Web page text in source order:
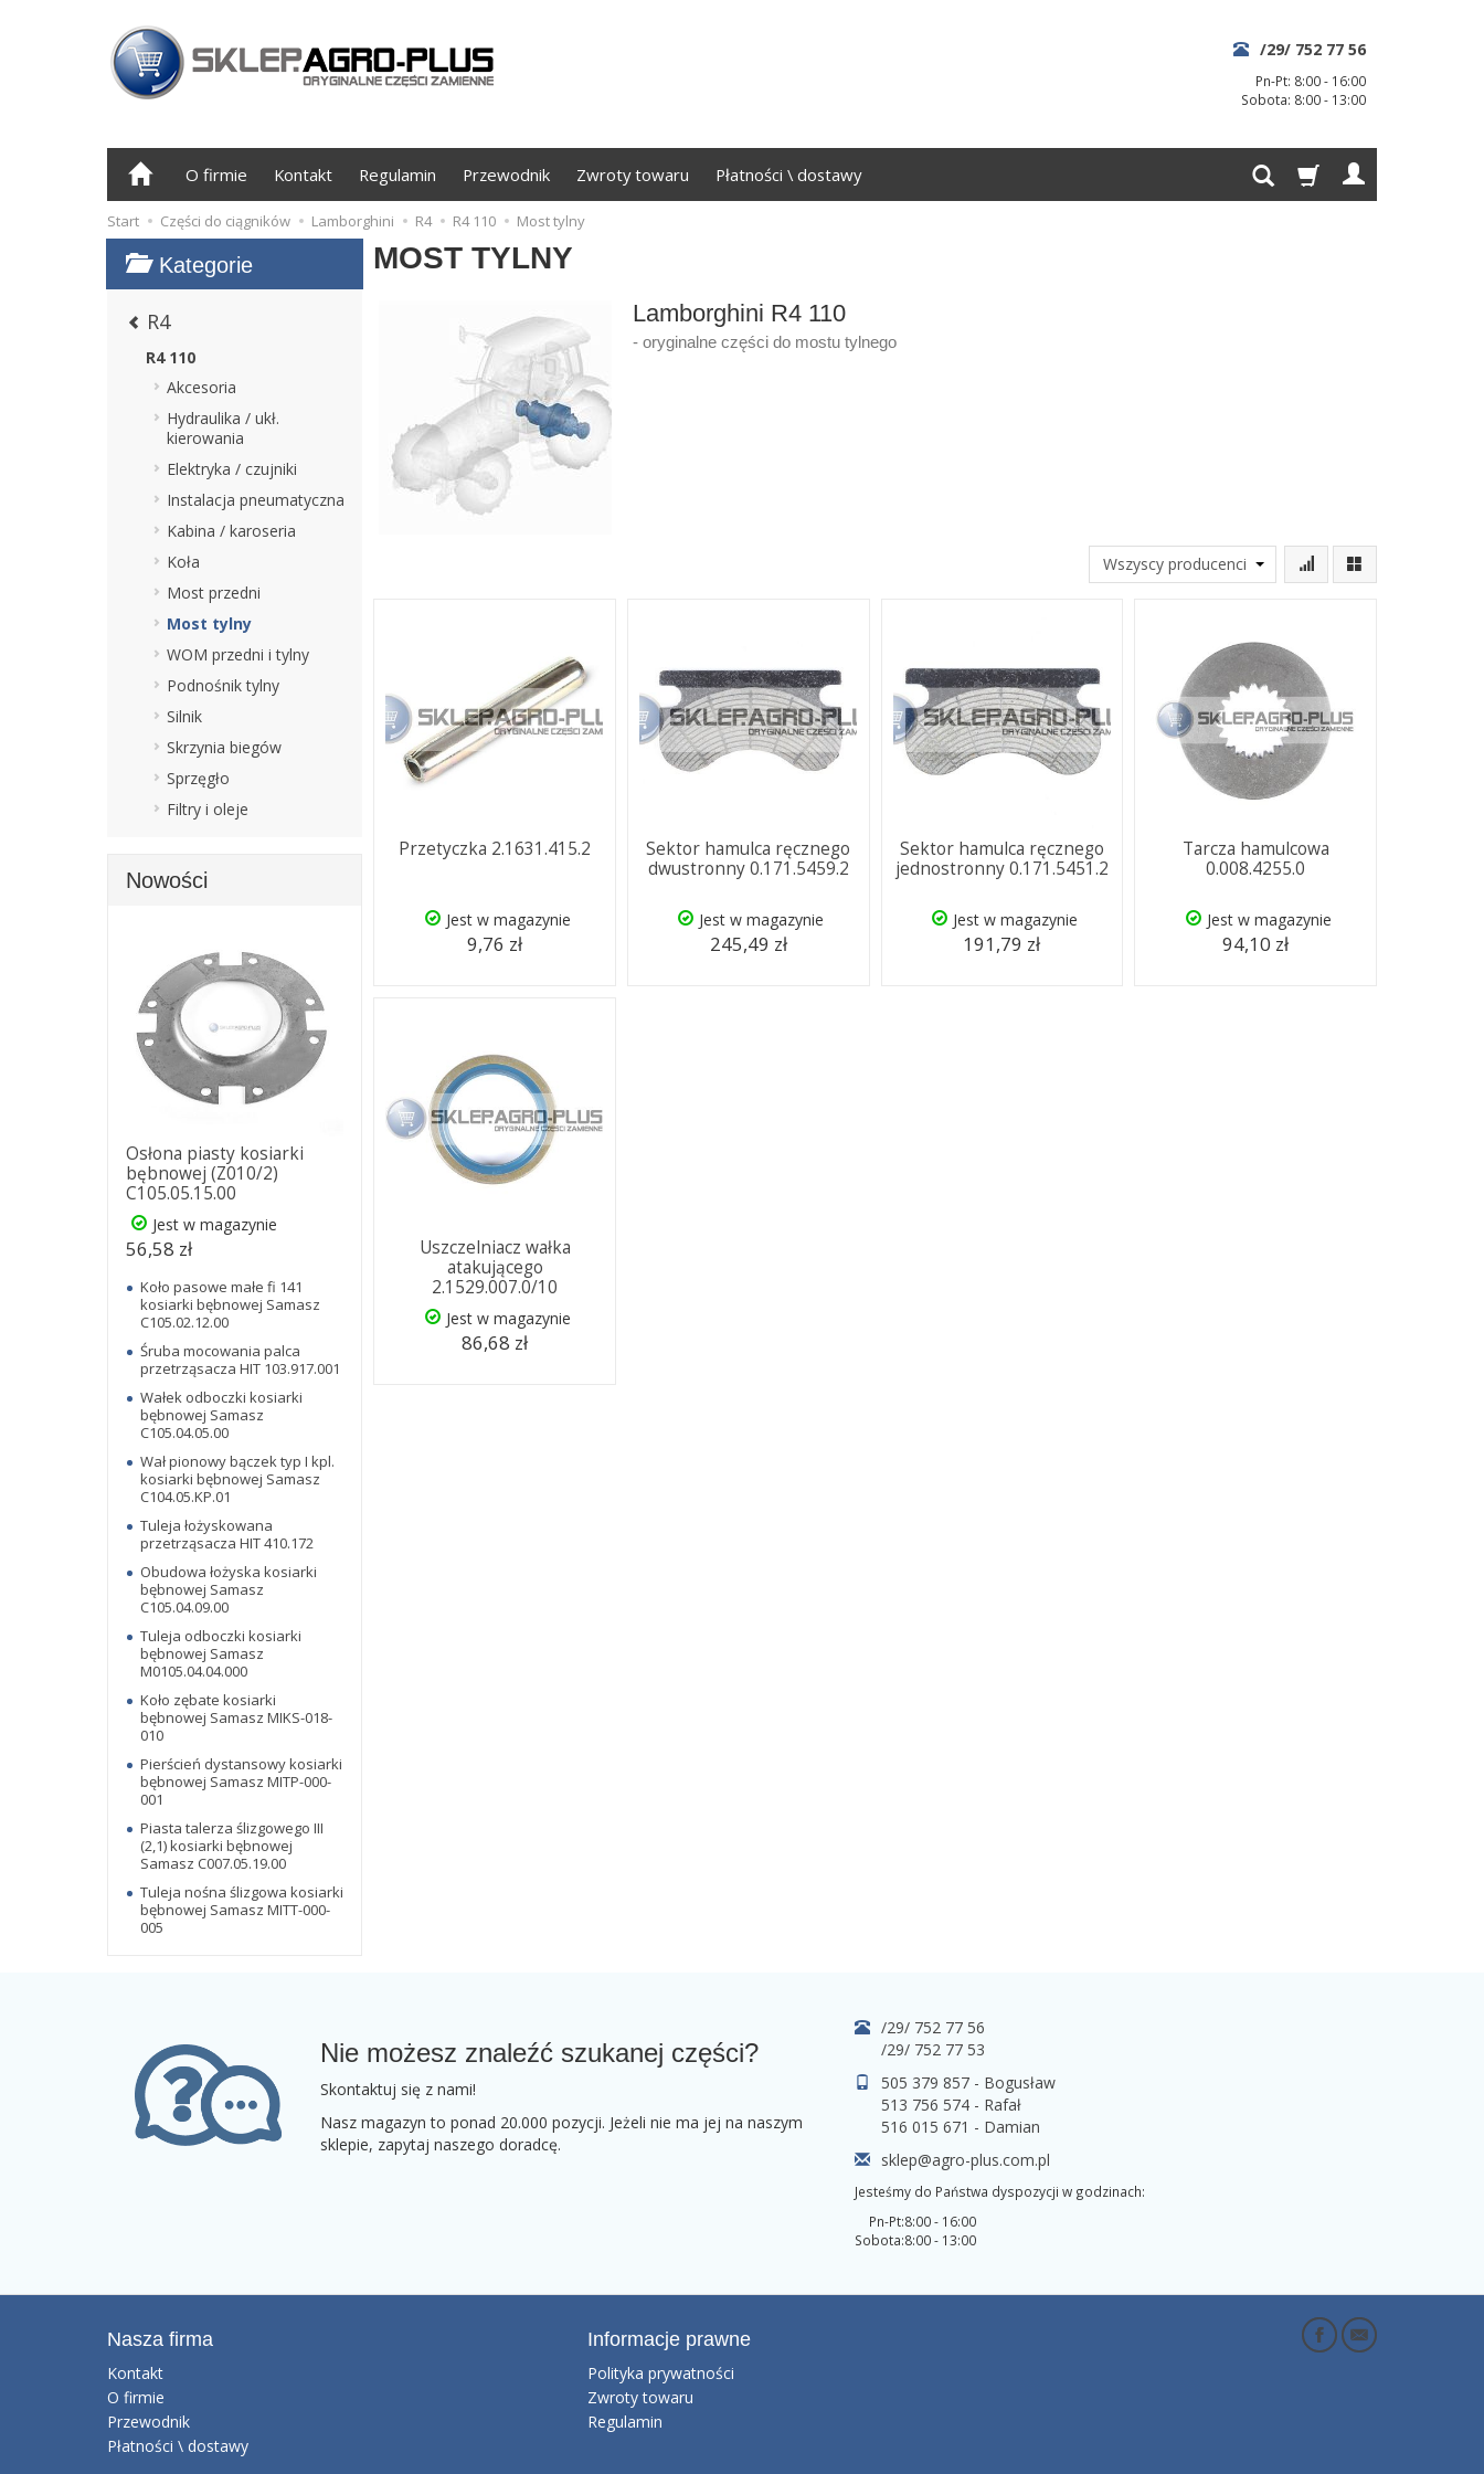
/29/ 752 77 56
Pn-Pt: 8:00 - 16:00
Sobota: 8:00 - 13:00
O firmie Kontakt Regulamin Przewodnik Zwroty towaru Płatności \ dostawy
Start Części do ciągników Lamborghini R4 R4 110 Most tylny
MOST TYLNY
Lamborghini R4 110
- oryginalne części do mostu tylnego
Przetyczka 2.1631.415.2
Jest w magazynie
9,76 zł
Sektor hamulca ręcznego
dwustronny 0.171.5459.2
Jest w magazynie
245,49 zł
Sektor hamulca ręcznego
jednostronny 0.171.5451.2
Jest w magazynie
191,79 zł
Tarcza hamulcowa
0.008.4255.0
Jest w magazynie
94,10 zł
Uszczelniacz wałka
atakującego
2.1529.007.0/10
Jest w magazynie
86,68 zł
Kategorie
R4
R4 110
Akcesoria
Hydraulika / ukł.
kierowania
Elektryka / czujniki
Instalacja pneumatyczna
Kabina / karoseria
Koła
Most przedni
Most tylny
WOM przedni i tylny
Podnośnik tylny
Silnik
Skrzynia biegów
Sprzęgło
Filtry i oleje
Nowości
Osłona piasty kosiarki
bębnowej (Z010/2)
C105.05.15.00
Jest w magazynie
56,58 zł
Koło pasowe małe fi 141
kosiarki bębnowej Samasz
C105.02.12.00
Śruba mocowania palca
przetrząsacza HIT 103.917.001
Wałek odboczki kosiarki
bębnowej Samasz
C105.04.05.00
Wał pionowy bączek typ I kpl.
kosiarki bębnowej Samasz
C104.05.KP.01
Tuleja łożyskowana
przetrząsacza HIT 410.172
Obudowa łożyska kosiarki
bębnowej Samasz
C105.04.09.00
Tuleja odboczki kosiarki
bębnowej Samasz
M0105.04.04.000
Koło zębate kosiarki
bębnowej Samasz MIKS-018-
010
Pierścień dystansowy kosiarki
bębnowej Samasz MITP-000-
001
Piasta talerza ślizgowego III
(2,1) kosiarki bębnowej
Samasz C007.05.19.00
Tuleja nośna ślizgowa kosiarki
bębnowej Samasz MITT-000-
005
Nie możesz znaleźć szukanej części?
Skontaktuj się z nami!
Nasz magazyn to ponad 20.000 pozycji. Jeżeli nie ma jej na naszym
sklepie, zapytaj naszego doradcę.
/29/ 752 77 56
/29/ 752 77 53
505 379 857 - Bogusław
513 756 574 - Rafał
516 015 671 - Damian
sklep@agro-plus.com.pl
Jesteśmy do Państwa dyspozycji w godzinach:
Pn-Pt:
Sobota:
8:00 - 16:00
8:00 - 13:00
Nasza firma
Kontakt
O firmie
Przewodnik
Płatności \ dostawy
Informacje prawne
Polityka prywatności
Zwroty towaru
Regulamin